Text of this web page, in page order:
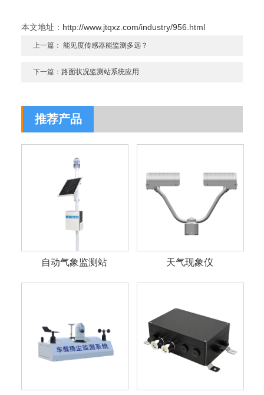
本文地址： http://www.jtqxz.com/industry/956.html
上一篇：能见度传感器能监测多远？
下一篇：路面状况监测站系统应用
推荐产品
自动气象监测站 天气现象仪